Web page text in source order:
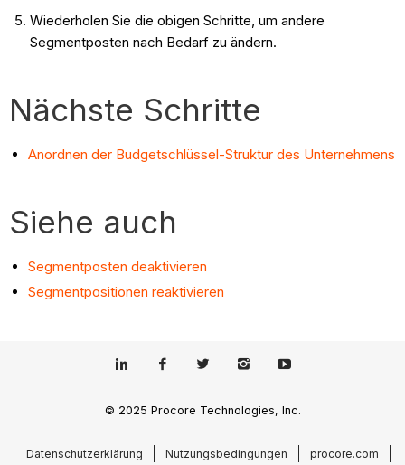
Wiederholen Sie die obigen Schritte, um andere
Segmentposten nach Bedarf zu ändern.
Nächste Schritte
Anordnen der Budgetschlüssel-Struktur des Unternehmens
Siehe auch
Segmentposten deaktivieren
Segmentpositionen reaktivieren
© 2025 Procore Technologies, Inc.
Datenschutzerklärung Nutzungsbedingungen
procore.com